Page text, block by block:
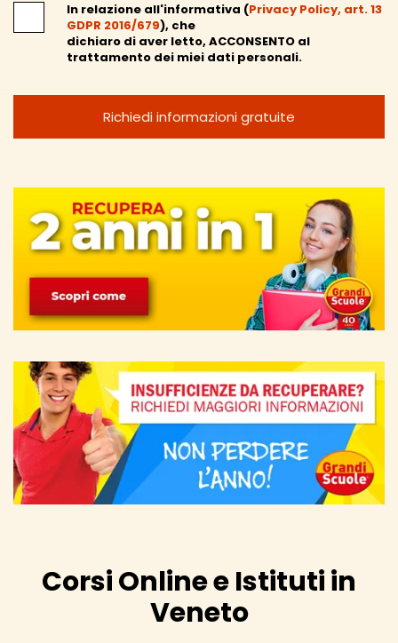
In relazione all'informativa (Privacy Policy, art. 13
GDPR 2016/679), che
dichiaro di aver letto, ACCONSENTO al
trattamento dei miei dati personali.
Corsi Online e Istituti in
Veneto